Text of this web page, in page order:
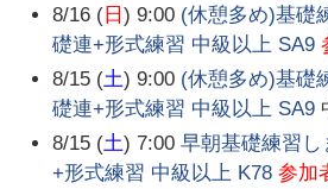
8/16 ( 日) 9:00 (休憩多め)基礎
礎連+形式練習 中級以上 SA9
8/15 (土) 9:00 (休憩多め)基礎
礎連+形式練習 中級以上 SA9
8/15 (土) 7:00 早朝基礎練習
+形式練習 中級以上 K78 参加